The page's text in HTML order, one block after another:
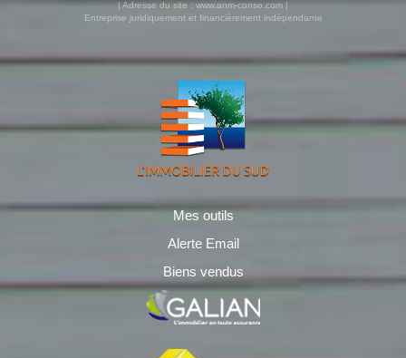
| Adresse du site :www.anm-conso.com |
Entreprise juridiquement et financièrement indépendante
Mes outils
Alerte Email
Biens vendus